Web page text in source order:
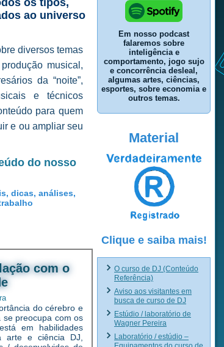
os tipos,
ao universo
diversos temas
musical,
da “noite”,
e técnicos
para quem
e ou ampliar seu
do nosso
dicas, análises,
com o
do cérebro e
se preocupa com os
em habilidades
arte e ciência DJ,
Em nosso podcast
falaremos sobre
inteligência e
comportamento, jogo sujo
e concorrência desleal,
algumas artes, ciências,
esportes, sobre economia e
outros temas.
Material
Clique e saiba mais!
O curso de DJ (Conteúdo
Referência)
Aviso aos visitantes em
busca de curso de DJ
Estúdio / laboratório de
Wagner Pereira
Laboratório / estúdio –